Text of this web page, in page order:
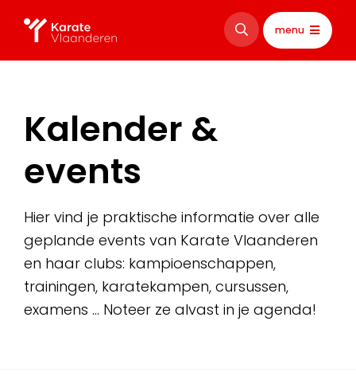
menu
Kalender &
events
Hier vind je praktische informatie over alle
geplande events van Karate Vlaanderen
en haar clubs: kampioenschappen,
trainingen, karatekampen, cursussen,
examens … Noteer ze alvast in je agenda!